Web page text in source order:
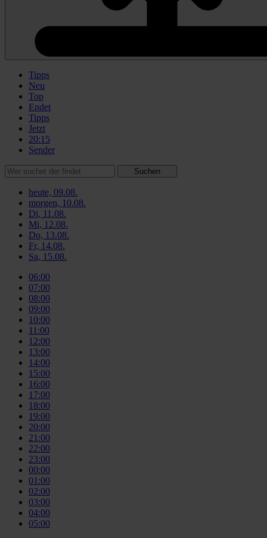
Tipps
Neu
Top
Endet
Tipps
Jetzt
20:15
Sender
Suchen
heute, 09.08.
morgen, 10.08.
Di, 11.08.
Mi, 12.08.
Do, 13.08.
Fr, 14.08.
Sa, 15.08.
06:00
07:00
08:00
09:00
10:00
11:00
12:00
13:00
14:00
15:00
16:00
17:00
18:00
19:00
20:00
21:00
22:00
23:00
00:00
01:00
02:00
03:00
04:00
05:00